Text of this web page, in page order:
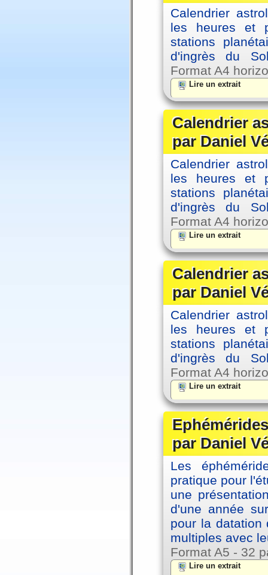
Calendrier
les heures et
stations
d'ingrès du
Format A4
Lire un extrait
Calendrier
par Daniel
Calendrier
les heures et
stations
d'ingrès du
Format A4
Lire un extrait
Calendrier
par Daniel
Calendrier
les heures et
stations
d'ingrès du
Format A4
Lire un extrait
par Daniel
Les
pratique pour
une
d'une année
pour la datation
multiples avec
Format A5 - 32
Lire un extrait